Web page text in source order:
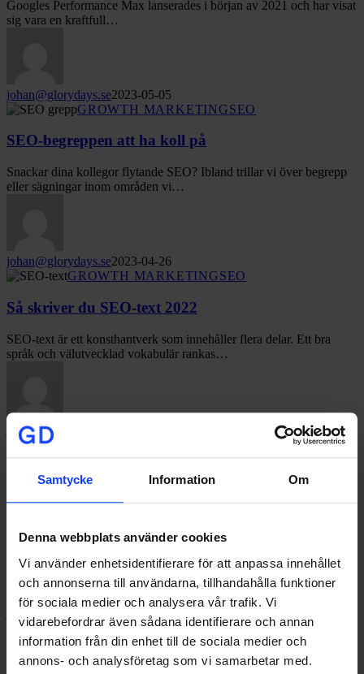
Samtycke Information Om
Denna webbplats använder cookies
Vi använder enhetsidentifierare för att anpassa innehållet
och annonserna till användarna, tillhandahålla funktioner
för sociala medier och analysera vår trafik. Vi
vidarebefordrar även sådana identifierare och annan
information från din enhet till de sociala medier och
annons- och analysföretag som vi samarbetar med.
du
testa
Googles Performance Max lanserades i början av 2021 och har visat
sig vara en kraftfull…
johan@glorydays.se2023-05-05
SEO-
att
koll
på
GROWTH MARKETINGSEO
SEO-begreppen att ha koll på
Snackar dina kollegor flytande SEO? Ibland trillar vi över begrepp
eller sägningar inom områden vi…
johan@glorydays.se2023-04-26
Så
du
SEO-
text
2022
GROWTH MARKETINGSEO
Så skriver du SEO-text 2022
SEO-text är ett konsthantverk som innehåller flera delar. Ett bra
språk och välutvecklad vokabulär rankas…
johan@glorydays.se
Vad
gör
performance
marketer
contentbyrå?
Här
typiska
arbetsuppgifter
CONTENT MARKETING GROWTH MARKETING
Vad gör en performance marketer på en
contentbyrå? Här är 5 typiska arbetsuppgifter
growth-tekniker på allt vi…
2022-03-31
frågor
CONTENT MARKETING DIGITAL
MARKETINGGROWTH MARKETING GUIDESOCIALA
MEDIER